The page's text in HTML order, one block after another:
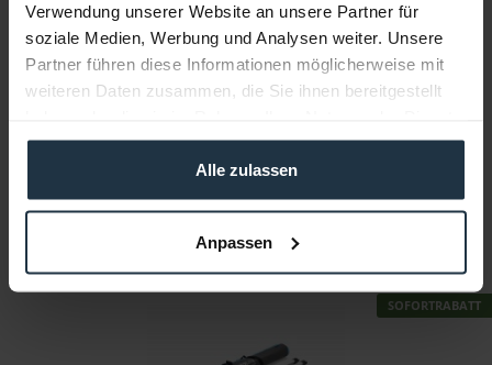
Verwendung unserer Website an unsere Partner für
soziale Medien, Werbung und Analysen weiter. Unsere
Partner führen diese Informationen möglicherweise mit
weiteren Daten zusammen, die Sie ihnen bereitgestellt
gesammelt haben.
Alle zulassen
Anpassen
Nanlite PavoTube II 30X 4 Kit
Dimmbare 36 W Full Color RGBWW LED Leuchte im 4er Set
-26% € 1.425,56
Brutto: € 1.696,42
sofort ab Lager
SOFORTRABATT